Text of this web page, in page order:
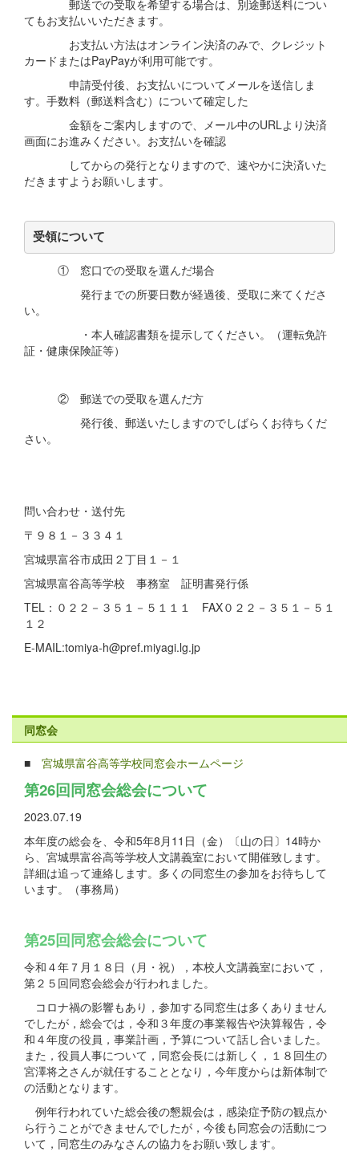
郵送での受取を希望する場合は、別途郵送料につい
てもお支払いいただきます。
お支払い方法はオンライン決済のみで、クレジット
カードまたはPayPayが利用可能です。
申請受付後、お支払いについてメールを送信しま
す。手数料（郵送料含む）について確定した
金額をご案内しますので、メール中のURLより決済
画面にお進みください。お支払いを確認
してからの発行となりますので、速やかに決済いた
だきますようお願いします。
受領について
① 窓口での受取を選んだ場合
発行までの所要日数が経過後、受取に来てくださ
い。
・本人確認書類を提示してください。（運転免許
証・健康保険証等）
② 郵送での受取を選んだ方
発行後、郵送いたしますのでしばらくお待ちくだ
さい。
問い合わせ・送付先
〒９８１－３３４１
宮城県富谷市成田２丁目１－１
宮城県富谷高等学校 事務室 証明書発行係
TEL：０２２－３５１－５１１１ FAX０２２－３５１－５１
１２
E-MAIL:tomiya-h@pref.miyagi.lg.jp
同窓会
■ 宮城県富谷高等学校同窓会ホームページ
第26回同窓会総会について
2023.07.19
本年度の総会を、令和5年8月11日（金）〔山の日〕14時か
ら、宮城県富谷高等学校人文講義室において開催致します。
詳細は追って連絡します。多くの同窓生の参加をお待ちして
います。（事務局）
第25回同窓会総会について
令和４年７月１８日（月・祝），本校人文講義室において，
第２５回同窓会総会が行われました。
コロナ禍の影響もあり，参加する同窓生は多くありません
でしたが，総会では，令和３年度の事業報告や決算報告，令
和４年度の役員，事業計画，予算について話し合いました。
また，役員人事について，同窓会長には新しく，１８回生の
宮澤将之さんが就任することとなり，今年度からは新体制で
の活動となります。
例年行われていた総会後の懇親会は，感染症予防の観点か
ら行うことができませんでしたが，今後も同窓会の活動につ
いて，同窓生のみなさんの協力をお願い致します。